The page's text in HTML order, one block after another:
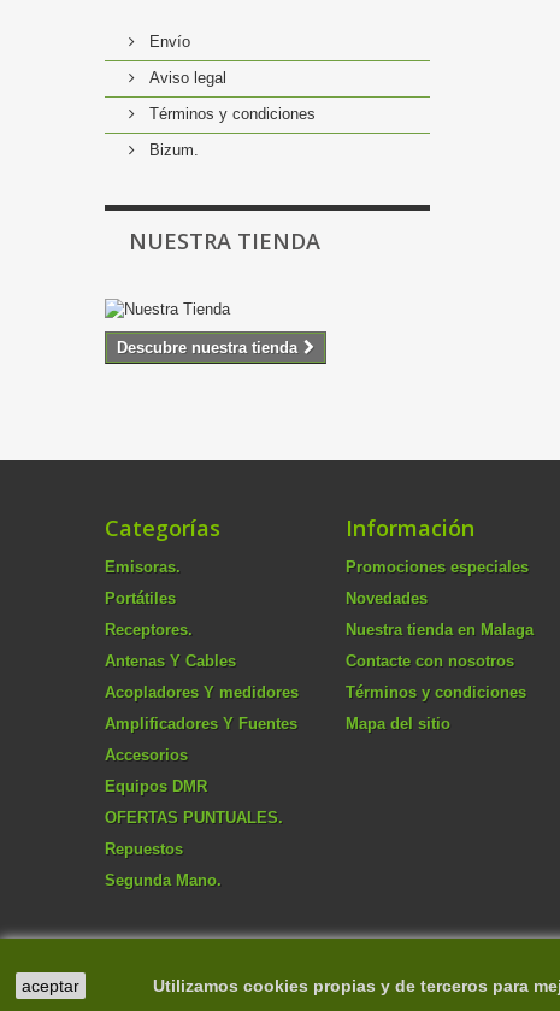
Envío
Aviso legal
Términos y condiciones
Bizum.
NUESTRA TIENDA
Descubre nuestra tienda
Categorías
Emisoras.
Portátiles
Receptores.
Antenas Y Cables
Acopladores Y medidores
Amplificadores Y Fuentes
Accesorios
Equipos DMR
OFERTAS PUNTUALES.
Repuestos
Segunda Mano.
Información
Promociones especiales
Novedades
Nuestra tienda en Malaga
Contacte con nosotros
Términos y condiciones
Mapa del sitio
aceptar
Utilizamos cookies propias y de terceros para